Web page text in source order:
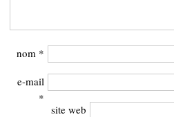
nom *
e-mail
*
site web